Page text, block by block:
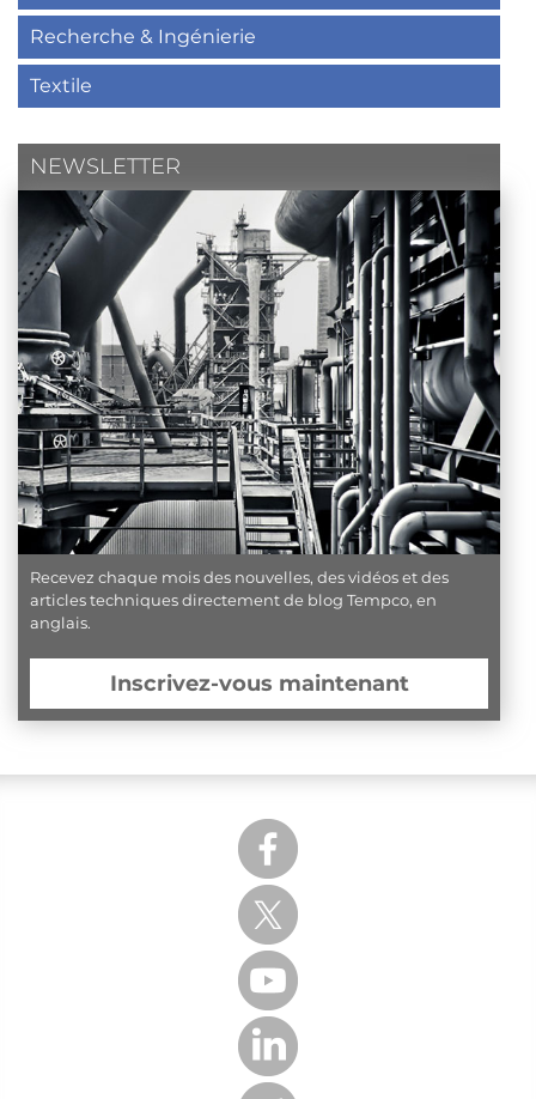
Recherche & Ingénierie
Textile
NEWSLETTER
Recevez chaque mois des nouvelles, des vidéos et des
articles techniques directement de blog Tempco, en
anglais.
Inscrivez-vous maintenant